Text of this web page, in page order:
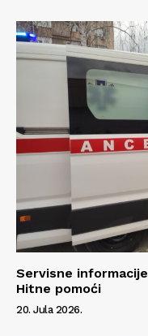
Servisne
Hitne pomoći
20. Jula 2026.